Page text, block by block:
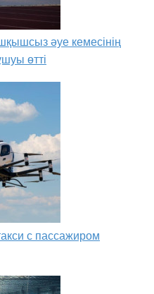
әуе кемесінің
өтті
с пассажиром